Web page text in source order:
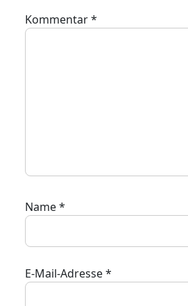
Kommentar*
Name*
E-Mail-Adresse*